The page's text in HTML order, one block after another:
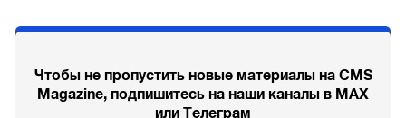
Чтобы не пропустить новые материалы на CMS
Magazine, подпишитесь на наши каналы в MAX
или Телеграм